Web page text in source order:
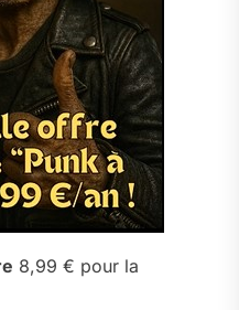
8,99 € pour la